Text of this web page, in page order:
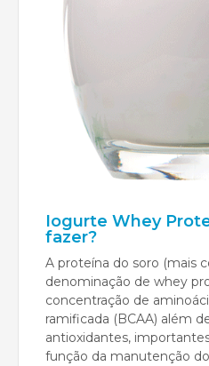
Iogurte Whey
fazer?
A proteína do soro (mais
denominação de whey
concentração de
ramificada (BCAA) além
antioxidantes,
função da manutenção